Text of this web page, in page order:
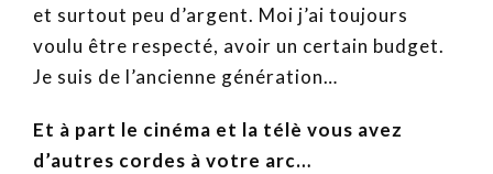
et surtout peu d’argent. Moi j’ai toujours
voulu être respecté, avoir un certain budget.
Je suis de l’ancienne génération…
Et à part le cinéma et la télè vous avez
d’autres cordes à votre arc…